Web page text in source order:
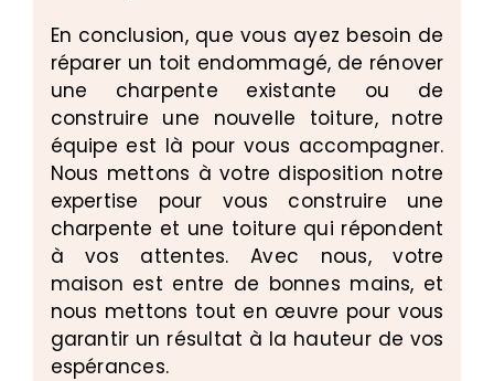
En conclusion, que vous ayez besoin de
réparer un toit endommagé, de rénover
une charpente existante ou de
construire une nouvelle toiture, notre
équipe est là pour vous accompagner.
Nous mettons à votre disposition notre
expertise pour vous construire une
charpente et une toiture qui répondent
à vos attentes. Avec nous, votre
maison est entre de bonnes mains, et
nous mettons tout en œuvre pour vous
garantir un résultat à la hauteur de vos
espérances.